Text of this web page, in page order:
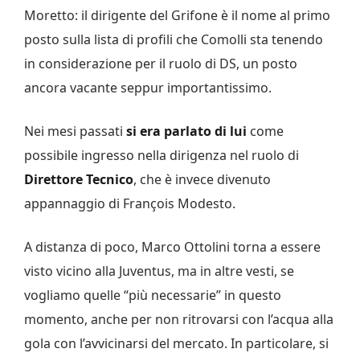
Moretto: il dirigente del Grifone è il nome al primo
posto sulla lista di profili che Comolli sta tenendo
in considerazione per il ruolo di DS, un posto
ancora vacante seppur importantissimo.
Nei mesi passati si era parlato di lui come
possibile ingresso nella dirigenza nel ruolo di
Direttore Tecnico, che è invece divenuto
appannaggio di François Modesto.
A distanza di poco, Marco Ottolini torna a essere
visto vicino alla Juventus, ma in altre vesti, se
vogliamo quelle “più necessarie” in questo
momento, anche per non ritrovarsi con l’acqua alla
gola con l’avvicinarsi del mercato. In particolare, si